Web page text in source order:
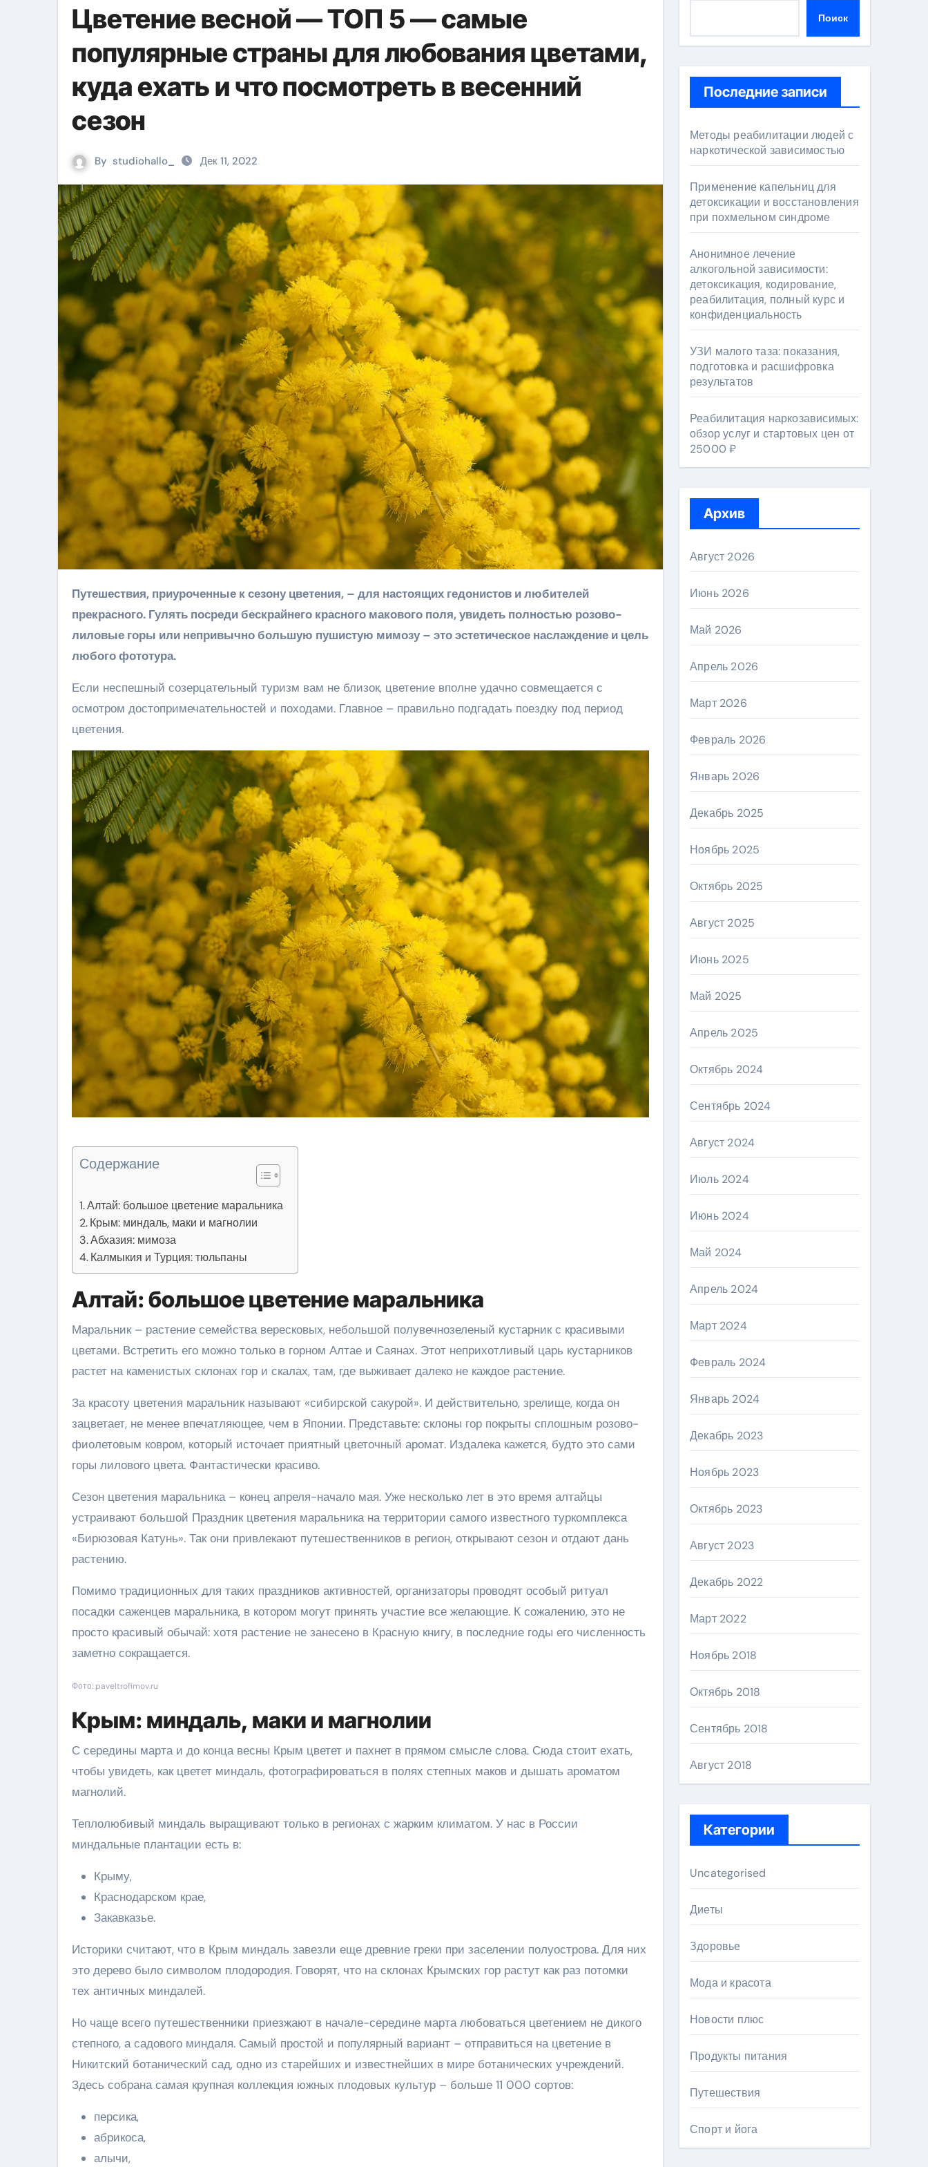
Цветение весной — ТОП 5 — самые
популярные страны для любования цветами,
куда ехать и что посмотреть в весенний
сезон
By studiohallo_ Дек 11, 2022
Путешествия, приуроченные к сезону цветения, – для настоящих гедонистов и любителей
прекрасного. Гулять посреди бескрайнего красного макового поля, увидеть полностью розово-
лиловые горы или непривычно большую пушистую мимозу – это эстетическое наслаждение и цель
любого фототура.
Если неспешный созерцательный туризм вам не близок, цветение вполне удачно совмещается с
осмотром достопримечательностей и походами. Главное – правильно подгадать поездку под период
цветения.
Содержание
Алтай: большое цветение маральника
Крым: миндаль, маки и магнолии
Абхазия: мимоза
Калмыкия и Турция: тюльпаны
Алтай: большое цветение маральника
Маральник – растение семейства вересковых, небольшой полувечнозеленый кустарник с красивыми
цветами. Встретить его можно только в горном Алтае и Саянах. Этот неприхотливый царь кустарников
растет на каменистых склонах гор и скалах, там, где выживает далеко не каждое растение.
За красоту цветения маральник называют «сибирской сакурой». И действительно, зрелище, когда он
зацветает, не менее впечатляющее, чем в Японии. Представьте: склоны гор покрыты сплошным розово-
фиолетовым ковром, который источает приятный цветочный аромат. Издалека кажется, будто это сами
горы лилового цвета. Фантастически красиво.
Сезон цветения маральника – конец апреля-начало мая. Уже несколько лет в это время алтайцы
устраивают большой Праздник цветения маральника на территории самого известного туркомплекса
«Бирюзовая Катунь». Так они привлекают путешественников в регион, открывают сезон и отдают дань
растению.
Помимо традиционных для таких праздников активностей, организаторы проводят особый ритуал
посадки саженцев маральника, в котором могут принять участие все желающие. К сожалению, это не
просто красивый обычай: хотя растение не занесено в Красную книгу, в последние годы его численность
заметно сокращается.
Фото: paveltrofimov.ru
Крым: миндаль, маки и магнолии
С середины марта и до конца весны Крым цветет и пахнет в прямом смысле слова. Сюда стоит ехать,
чтобы увидеть, как цветет миндаль, фотографироваться в полях степных маков и дышать ароматом
магнолий.
Теплолюбивый миндаль выращивают только в регионах с жарким климатом. У нас в России
миндальные плантации есть в:
Крыму,
Краснодарском крае,
Закавказье.
Историки считают, что в Крым миндаль завезли еще древние греки при заселении полуострова. Для них
это дерево было символом плодородия. Говорят, что на склонах Крымских гор растут как раз потомки
тех античных миндалей.
Но чаще всего путешественники приезжают в начале-середине марта любоваться цветением не дикого
степного, а садового миндаля. Самый простой и популярный вариант – отправиться на цветение в
Никитский ботанический сад, одно из старейших и известнейших в мире ботанических учреждений.
Здесь собрана самая крупная коллекция южных плодовых культур – больше 11 000 сортов:
персика,
абрикоса,
алычи,
Поиск
Последние записи
Методы реабилитации людей с
наркотической зависимостью
Применение капельниц для
детоксикации и восстановления
при похмельном синдроме
Анонимное лечение
алкогольной зависимости:
детоксикация, кодирование,
реабилитация, полный курс и
конфиденциальность
УЗИ малого таза: показания,
подготовка и расшифровка
результатов
Реабилитация наркозависимых:
обзор услуг и стартовых цен от
25000 ₽
Архив
Август 2026
Июнь 2026
Май 2026
Апрель 2026
Март 2026
Февраль 2026
Январь 2026
Декабрь 2025
Ноябрь 2025
Октябрь 2025
Август 2025
Июнь 2025
Май 2025
Апрель 2025
Октябрь 2024
Сентябрь 2024
Август 2024
Июль 2024
Июнь 2024
Май 2024
Апрель 2024
Март 2024
Февраль 2024
Январь 2024
Декабрь 2023
Ноябрь 2023
Октябрь 2023
Август 2023
Декабрь 2022
Март 2022
Ноябрь 2018
Октябрь 2018
Сентябрь 2018
Август 2018
Категории
Uncategorised
Диеты
Здоровье
Мода и красота
Новости плюс
Продукты питания
Путешествия
Спорт и йога